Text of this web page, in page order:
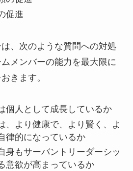
促進
、次のような質問への対処
メンバーの能力を最大限に
きます。
個人として成長しているか
、より健康で、より賢く、よ
律的になっているか
身もサーバントリーダーシッ
意欲が高まっているか